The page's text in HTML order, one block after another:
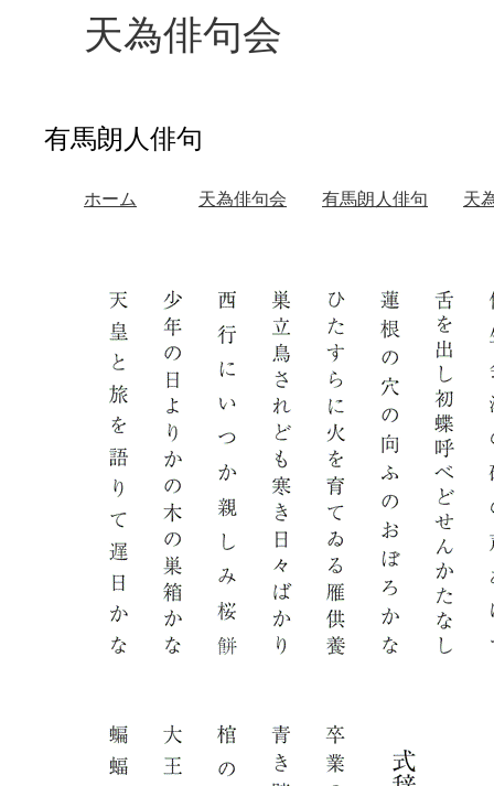
天為俳句会
有馬朗人俳句
ホーム 天為俳句会 有馬朗人俳句 天